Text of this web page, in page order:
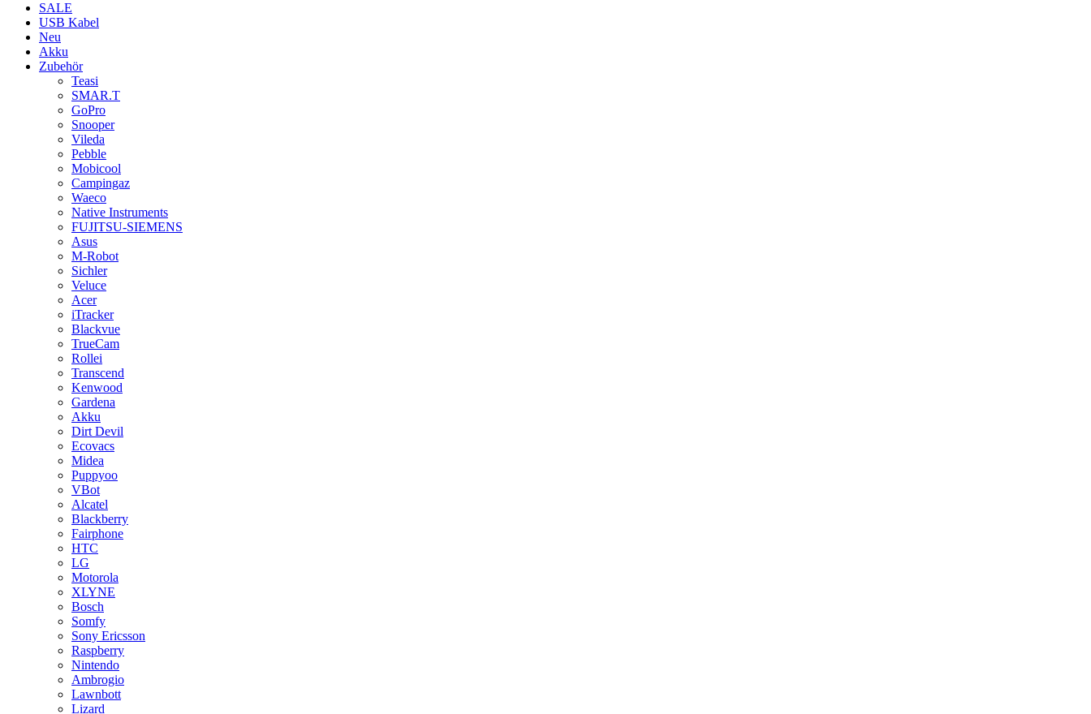
SALE
USB Kabel
Neu
Akku
Zubehör
Teasi
SMAR.T
GoPro
Snooper
Vileda
Pebble
Mobicool
Campingaz
Waeco
Native Instruments
FUJITSU-SIEMENS
Asus
M-Robot
Sichler
Veluce
Acer
iTracker
Blackvue
TrueCam
Rollei
Transcend
Kenwood
Gardena
Akku
Dirt Devil
Ecovacs
Midea
Puppyoo
VBot
Alcatel
Blackberry
Fairphone
HTC
LG
Motorola
XLYNE
Bosch
Somfy
Sony Ericsson
Raspberry
Nintendo
Ambrogio
Lawnbott
Lizard